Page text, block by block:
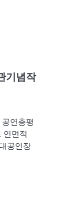
기념작
연총평
연면적
공연장